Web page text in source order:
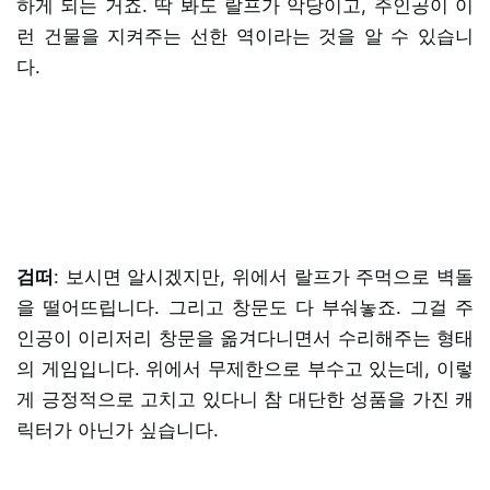
하게 되는 거죠. 딱 봐도 랄프가 악당이고, 주인공이 이
런 건물을 지켜주는 선한 역이라는 것을 알 수 있습니
다.
검떠: 보시면 알시겠지만, 위에서 랄프가 주먹으로 벽돌
을 떨어뜨립니다. 그리고 창문도 다 부숴놓죠. 그걸 주
인공이 이리저리 창문을 옮겨다니면서 수리해주는 형태
의 게임입니다. 위에서 무제한으로 부수고 있는데, 이렇
게 긍정적으로 고치고 있다니 참 대단한 성품을 가진 캐
릭터가 아닌가 싶습니다.